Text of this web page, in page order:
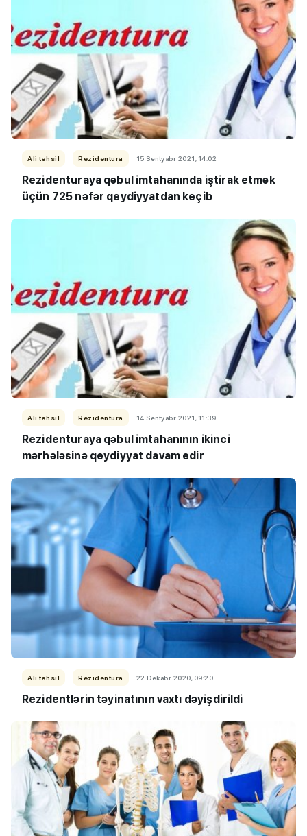
Ali təhsil Rezidentura 15 Sentyabr 2021, 14:02
Rezidenturaya qəbul imtahanında iştirak etmək
üçün 725 nəfər qeydiyyatdan keçib
Ali təhsil Rezidentura 14 Sentyabr 2021, 11:39
Rezidenturaya qəbul imtahanının ikinci
mərhələsinə qeydiyyat davam edir
Ali təhsil Rezidentura 22 Dekabr 2020, 09:20
Rezidentlərin təyinatının vaxtı dəyişdirildi